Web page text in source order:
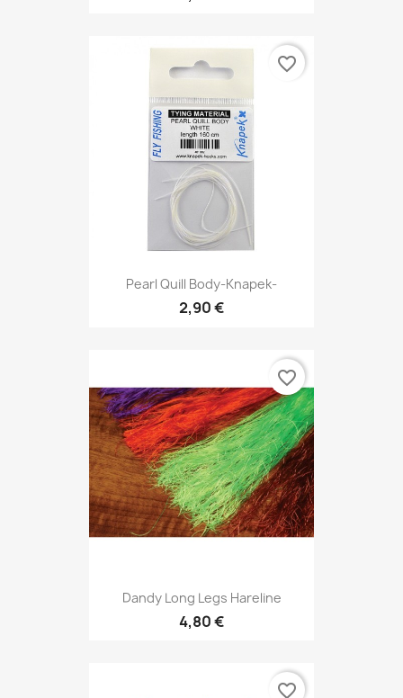
Pearl Quill Body-Knapek-
2,90 €
favorite_border
Dandy Long Legs Hareline
4,80 €
favorite_border
favorite_border